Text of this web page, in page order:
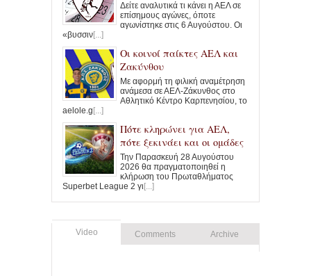
Δείτε αναλυτικά τι κάνει η ΑΕΛ σε
επίσημους αγώνες, όποτε
αγωνίστηκε στις 6 Αυγούστου. Οι
«βυσσιν[...]
Οι κοινοί παίκτες ΑΕΛ και
Ζακύνθου
Με αφορμή τη φιλική αναμέτρηση
ανάμεσα σε ΑΕΛ-Ζάκυνθος στο
Αθλητικό Κέντρο Καρπενησίου, το
aelole.g [...]
Πότε κληρώνει για ΑΕΛ,
πότε ξεκινάει και οι ομάδες
Την Παρασκευή 28 Αυγούστου
2026 θα πραγματοποιηθεί η
κλήρωση του Πρωταθλήματος
Superbet League 2 γι [...]
Video Comments Archive